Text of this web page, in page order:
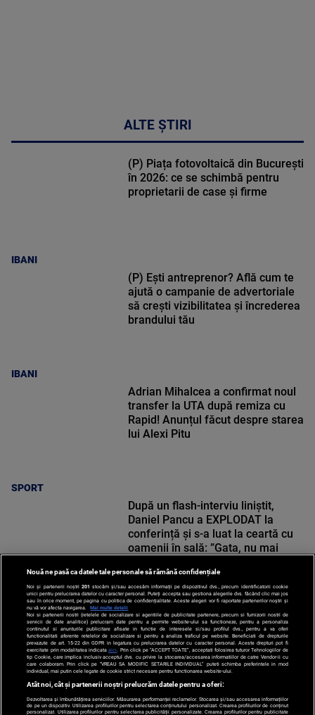
ALTE ȘTIRI
IBANI
(P) Piața fotovoltaică din București
în 2026: ce se schimbă pentru
proprietarii de case și firme
IBANI
(P) Ești antreprenor? Află cum te
ajută o campanie de advertoriale
să crești vizibilitatea și încrederea
brandului tău
SPORT
Adrian Mihalcea a confirmat noul
transfer la UTA după remiza cu
Rapid! Anunțul făcut despre starea
lui Alexi Pitu
SPORT
După un flash-interviu liniștit,
Daniel Pancu a EXPLODAT la
conferință și s-a luat la ceartă cu
oamenii în sală: ”Gata, nu mai
Nouă ne pasă ca datele tale personale să rămână confidențiale
Noi și partenerii noștri 201 stocăm și/sau accesăm informații pe dispozitivul dvs., precum identificatorii cookie
unici pentru prelucrarea datelor cu caracter personal. Puteți accepta sau gestiona alegerile dvs. făcând clic mai jos
sau în orice moment, pe pagina cu politica de confidențialitate. Aceste alegeri vor fi raportate partenerilor noștri și
nu vă vor afecta navigarea.
Mai multe detalii
Noi si partenerii nostri (retelele de socializare si agentiile de publicitate partenere, precum si furnizorii nostri de
servicii de date analitice) prelucram date pentru a permite website-ului sa functioneze, pentru a personaliza
continutul si anunturile publicitare afisate in functie de interesele si/sau profilul dvs., pentru a va oferi
functionalitati aferente retelelor de socializare si pentru a analiza traficul pe website. Beneficiati de drepturile
prevazute de art. 15-22 din GDPR in legatura cu prelucrarea datelor cu caracter personal. Aceste drepturi pot fi
exercitate prin modalitatea indicataaici . Prin click pe “ACCEPT TOATE”, acceptati folosirea tuturor Tehnologiilor de
tip Cookie, care implica inclusiv acceptul dvs. cu privire la stocarea/accesarea informatiilor de catre Vendor-ii cu
care colaboram. Prin click pe “VREAU SA MODIFIC SETARILE INDIVIDUAL” puteti schimba preferintele in mod
individual, mai putin cele legate de cookie strict necesare pentru functionarea website-ului.
Atât noi, cât și partenerii noștri prelucrăm datele pentru a oferi:
Dezvoltarea și îmbunătățirea serviciilor. Măsurarea performanței reclamelor. Stocarea și/sau accesarea informațiilor
de pe un dispozitiv. Utilizarea profilurilor pentru selectarea conținutului personalizat. Crearea profilurilor de conținut
personalizat. Utilizarea profilurilor pentru selectarea publicității personalizate. Crearea profilurilor pentru publicitate